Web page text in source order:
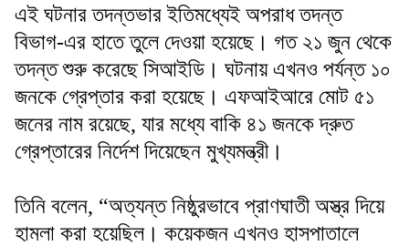
এই ঘটনার তদন্তভার ইতিমধ্যেই অপরাধ তদন্ত
বিভাগ-এর হাতে তুলে দেওয়া হয়েছে। গত ২১ জুন থেকে
তদন্ত শুরু করেছে সিআইডি। ঘটনায় এখনও পর্যন্ত ১০
জনকে গ্রেপ্তার করা হয়েছে। এফআইআরে মোট ৫১
জনের নাম রয়েছে, যার মধ্যে বাকি ৪১ জনকে দ্রুত
গ্রেপ্তারের নির্দেশ দিয়েছেন মুখ্যমন্ত্রী।
তিনি বলেন, “অত্যন্ত নিষ্ঠুরভাবে প্রাণঘাতী অস্ত্র দিয়ে
হামলা করা হয়েছিল। কয়েকজন এখনও হাসপাতালে